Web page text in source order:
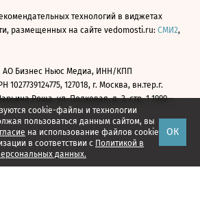
cookie-файлы и технологии
пользоваться данным сайтом, вы
на использование файлов cookie
в соответствии с Политикой в
данных.
ОК
технологий в виджетах
размещенных на сайте vedomosti.ru: СМИ2,
Бизнес Ньюс Медиа, ИНН/КПП
1027739124775, 127018, г. Москва, вн.тер.г.
Роща, ул. Полковая, д. 3, стр. 1 1999—